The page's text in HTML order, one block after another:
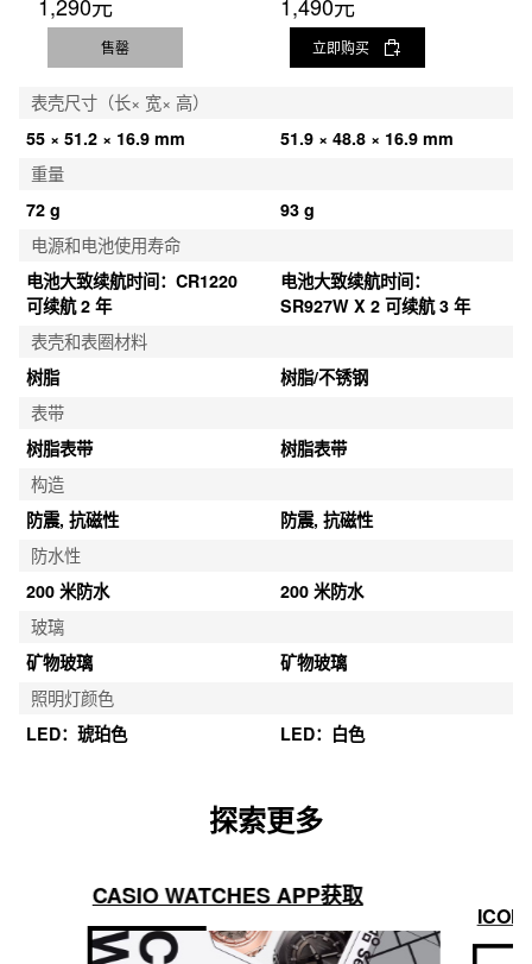
售罄 立即购买
表壳尺寸（长× 宽× 高）
55 × 51.2 × 16.9 mm
51.9 × 48.8 × 16.9 mm
重量
72 g
93 g
电源和电池使用寿命
电池大致续航时间：CR1220
可续航 2 年
电池大致续航时间：
SR927W X 2 可续航 3 年
表壳和表圈材料
树脂
树脂/不锈钢
表带
树脂表带
树脂表带
构造
防震, 抗磁性
防震, 抗磁性
防水性
200 米防水
200 米防水
玻璃
矿物玻璃
矿物玻璃
照明灯颜色
LED：琥珀色
LED：白色
探索更多
CASIO WATCHES APP获取